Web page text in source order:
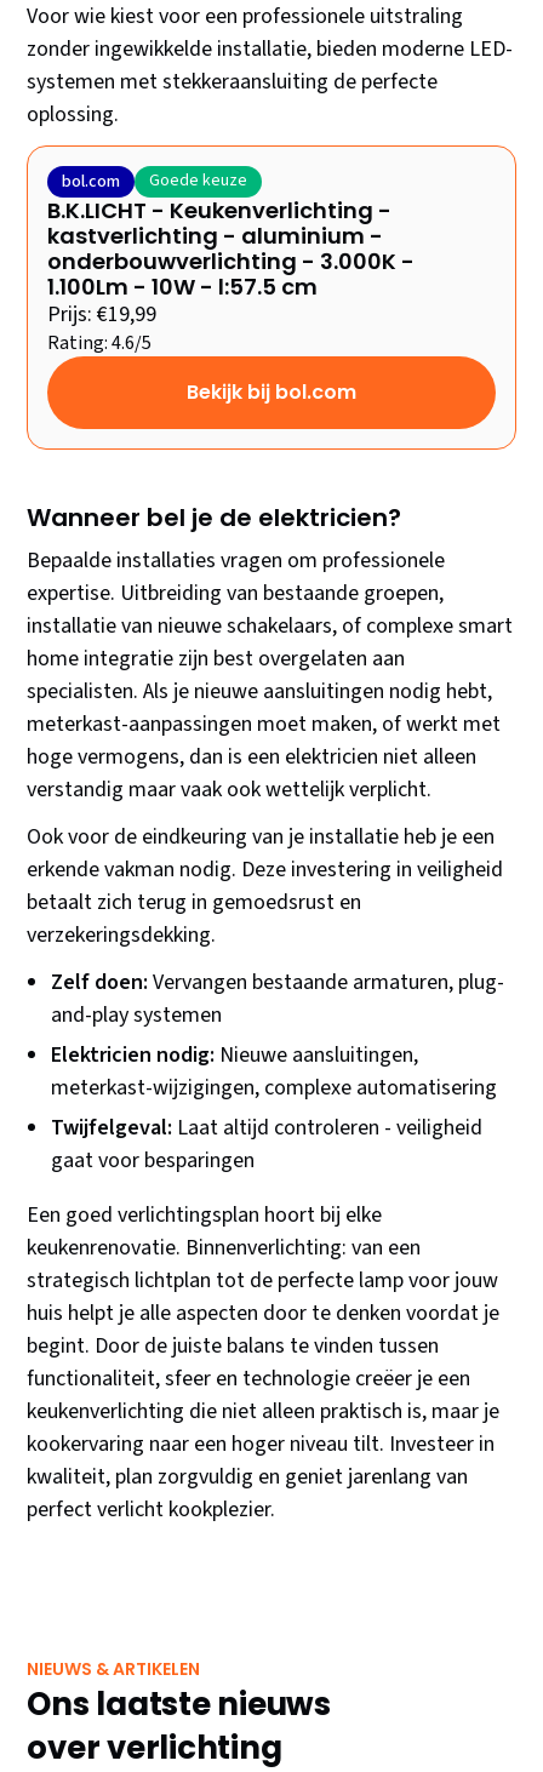
Voor wie kiest voor een professionele uitstraling
zonder ingewikkelde installatie, bieden moderne LED-
systemen met stekkeraansluiting de perfecte
oplossing.
bol.com Goede keuze
B.K.LICHT - Keukenverlichting -
kastverlichting - aluminium -
onderbouwverlichting - 3.000K -
1.100Lm - 10W - l:57.5 cm
Prijs: €19,99
Rating: 4.6/5
Bekijk bij bol.com
Wanneer bel je de elektricien?
Bepaalde installaties vragen om professionele
expertise. Uitbreiding van bestaande groepen,
installatie van nieuwe schakelaars, of complexe smart
home integratie zijn best overgelaten aan
specialisten. Als je nieuwe aansluitingen nodig hebt,
meterkast-aanpassingen moet maken, of werkt met
hoge vermogens, dan is een elektricien niet alleen
verstandig maar vaak ook wettelijk verplicht.
Ook voor de eindkeuring van je installatie heb je een
erkende vakman nodig. Deze investering in veiligheid
betaalt zich terug in gemoedsrust en
verzekeringsdekking.
Zelf doen: Vervangen bestaande armaturen, plug-
and-play systemen
Elektricien nodig: Nieuwe aansluitingen,
meterkast-wijzigingen, complexe automatisering
Twijfelgeval: Laat altijd controleren - veiligheid
gaat voor besparingen
Een goed verlichtingsplan hoort bij elke
keukenrenovatie. Binnenverlichting: van een
strategisch lichtplan tot de perfecte lamp voor jouw
huis helpt je alle aspecten door te denken voordat je
begint. Door de juiste balans te vinden tussen
functionaliteit, sfeer en technologie creëer je een
keukenverlichting die niet alleen praktisch is, maar je
kookervaring naar een hoger niveau tilt. Investeer in
kwaliteit, plan zorgvuldig en geniet jarenlang van
perfect verlicht kookplezier.
NIEUWS & ARTIKELEN
Ons laatste nieuws
over verlichting